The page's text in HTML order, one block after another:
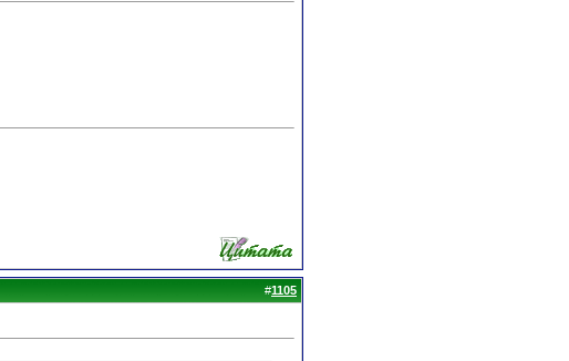
#1105